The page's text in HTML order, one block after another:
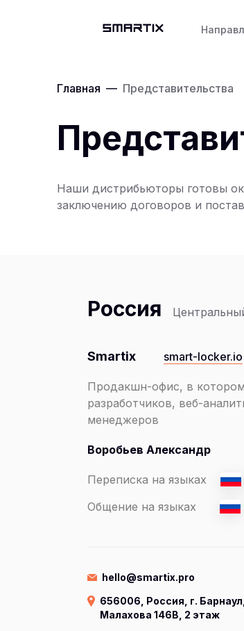
Главная — Представительства
Наши дистрибьюторы готовы
заключению договоров и
Россия
Smartix smart-locker.io
Продакшн-офис, в
разработчиков, веб-
менеджеров
Воробьев Александр
Переписка на языках
Общение на языках
hello@smartix.pro
656006, Россия, г.
Малахова 146В, 2 этаж